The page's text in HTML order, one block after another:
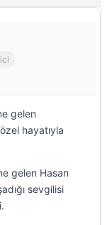
gelen
hayatıyla
gelen Hasan
sevgilisi